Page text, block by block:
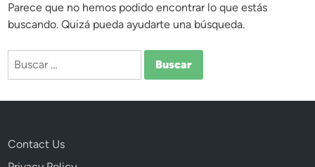
Parece que no hemos podido encontrar lo que estás
buscando. Quizá pueda ayudarte una búsqueda.
Buscar:
Contact Us